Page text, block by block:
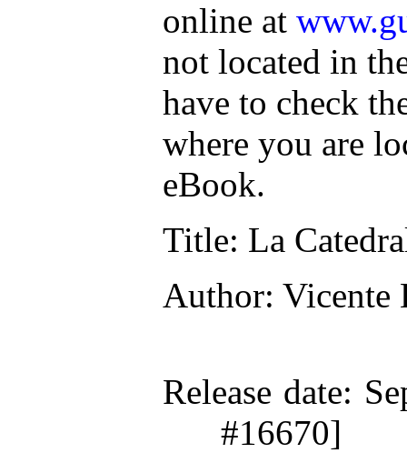
online at
not located in
have to check
where you are
eBook.
Title: La
Author: Vicente
Release date:
#16670]